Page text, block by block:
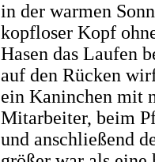
in der warmen
kopfloser Kopf
Hasen das Laufen
auf den Rücken
ein Kaninchen mit
Mitarbeiter, beim
und anschließend